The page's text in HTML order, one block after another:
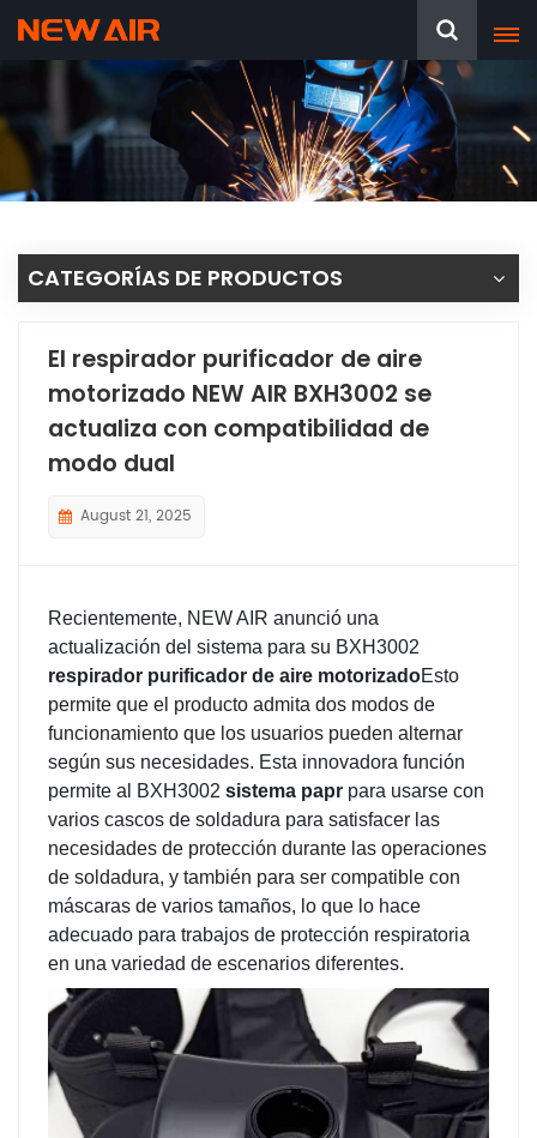
CATEGORÍAS DE PRODUCTOS
El respirador purificador de aire
motorizado NEW AIR BXH3002 se
actualiza con compatibilidad de
modo dual
August 21, 2025
Recientemente, NEW AIR anunció una
actualización del sistema para su BXH3002
respirador purificador de aire motorizadoEsto
permite que el producto admita dos modos de
funcionamiento que los usuarios pueden alternar
según sus necesidades. Esta innovadora función
permite al BXH3002 sistema papr para usarse con
varios cascos de soldadura para satisfacer las
necesidades de protección durante las operaciones
de soldadura, y también para ser compatible con
máscaras de varios tamaños, lo que lo hace
adecuado para trabajos de protección respiratoria
en una variedad de escenarios diferentes.